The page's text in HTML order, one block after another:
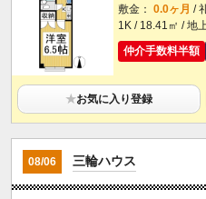
敷金： 0.0ヶ月 /
1K / 18.41㎡ / 地
仲介手数料半額
★お気に入り登録
08/06 三輪ハウス